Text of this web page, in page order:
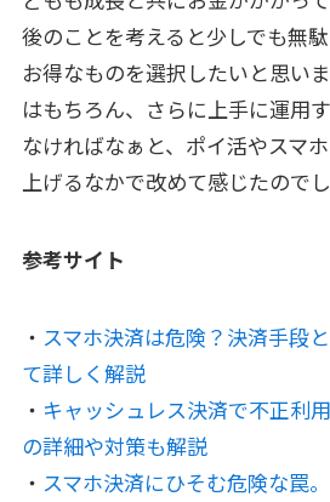
後のことを考えると少しでも無
お得なものを選択したいと思い
はもちろん、さらに上手に運用
なければなぁと、ポイ活やスマ
上げるなかで改めて感じたのでし
参考サイト
・ スマホ決済は危険？決済手段
て詳しく解説
・ キャッシュレス決済で不正利
の詳細や対策も解説
・ スマホ決済にひそむ危険な罠